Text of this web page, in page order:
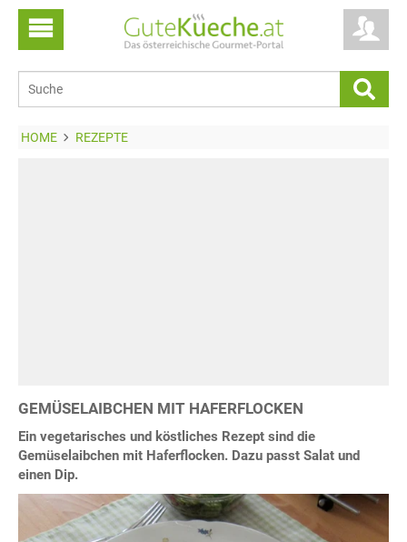
HOME REZEPTE
GEMÜSELAIBCHEN MIT HAFERFLOCKEN
Ein vegetarisches und köstliches Rezept sind die
Gemüselaibchen mit Haferflocken. Dazu passt Salat und
einen Dip.